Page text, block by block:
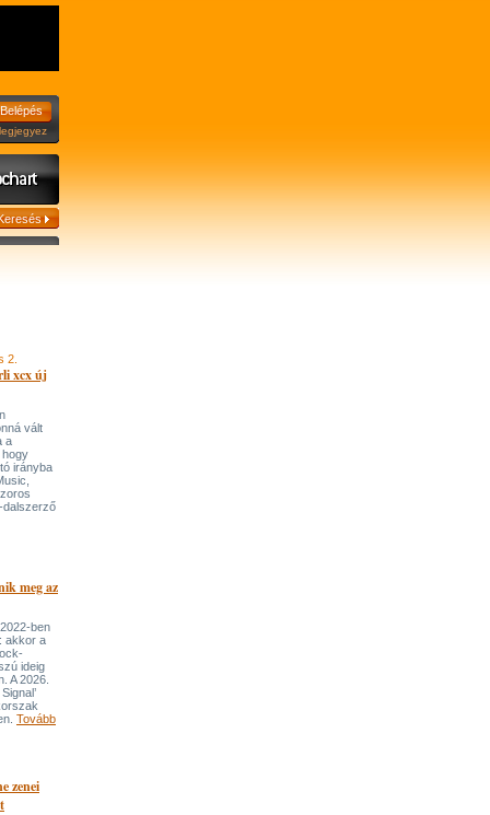
2.
xcx új
vált
a
hogy
irányba
dalszerző
meg az
ben
akkor a
ideig
A 2026.
Tovább
zenei